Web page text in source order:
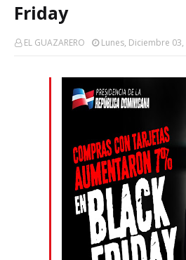
Friday
EL GUAZARERO Lunes, Diciembre